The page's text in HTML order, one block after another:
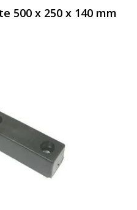
500 x 250 x 140 mm